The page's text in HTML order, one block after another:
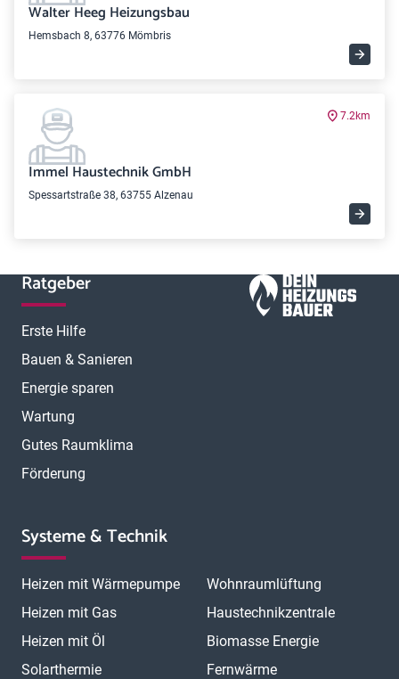
Walter Heeg Heizungsbau
Hemsbach 8, 63776 Mömbris
7.2km
Immel Haustechnik GmbH
Spessartstraße 38, 63755 Alzenau
Ratgeber
Erste Hilfe
Bauen & Sanieren
Energie sparen
Wartung
Gutes Raumklima
Förderung
Systeme & Technik
Heizen mit Wärmepumpe
Heizen mit Gas
Heizen mit Öl
Solarthermie
Wohnraumlüftung
Haustechnikzentrale
Biomasse Energie
Fernwärme